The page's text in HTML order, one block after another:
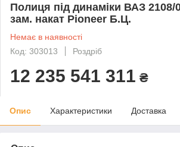
Полиця під динаміки ВАЗ 2108/
зам. накат Pioneer Б.Ц.
Немає в наявності
Код: 303013
Роздріб
12 235 541 311 ₴
Опис Характеристики Доставка